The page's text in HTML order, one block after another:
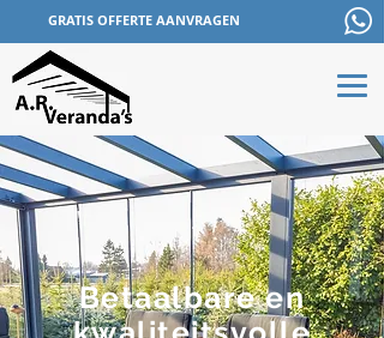
GRATIS OFFERTE AANVRAGEN
Betaalbare en